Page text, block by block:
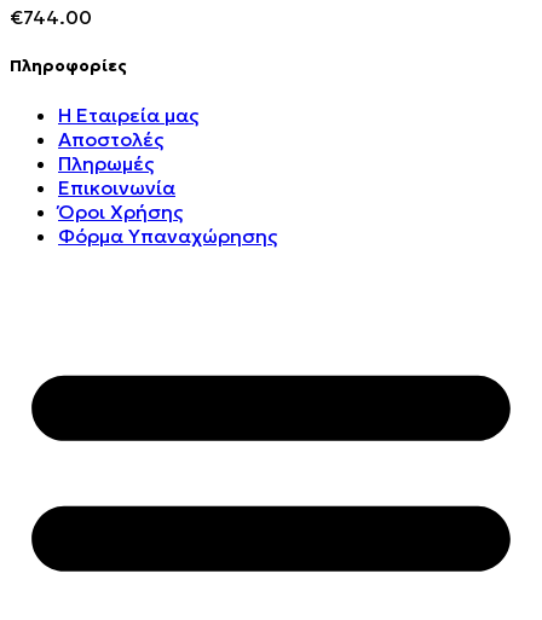
€744.00
Πληροφορίες
Η Εταιρεία μας
Αποστολές
Πληρωμές
Επικοινωνία
Όροι Χρήσης
Φόρμα Υπαναχώρησης